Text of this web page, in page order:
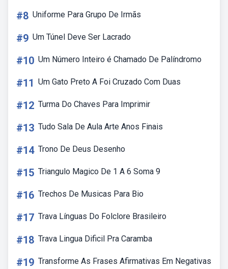
#8 Uniforme Para Grupo De Irmãs
#9 Um Túnel Deve Ser Lacrado
#10 Um Número Inteiro é Chamado De Palíndromo
#11 Um Gato Preto A Foi Cruzado Com Duas
#12 Turma Do Chaves Para Imprimir
#13 Tudo Sala De Aula Arte Anos Finais
#14 Trono De Deus Desenho
#15 Triangulo Magico De 1 A 6 Soma 9
#16 Trechos De Musicas Para Bio
#17 Trava Línguas Do Folclore Brasileiro
#18 Trava Lingua Dificil Pra Caramba
#19 Transforme As Frases Afirmativas Em Negativas